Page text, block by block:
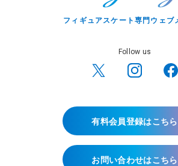
フィギュアスケート専門ウェブ
Follow us
有料会員登録はこちら
お問い合わせはこちら